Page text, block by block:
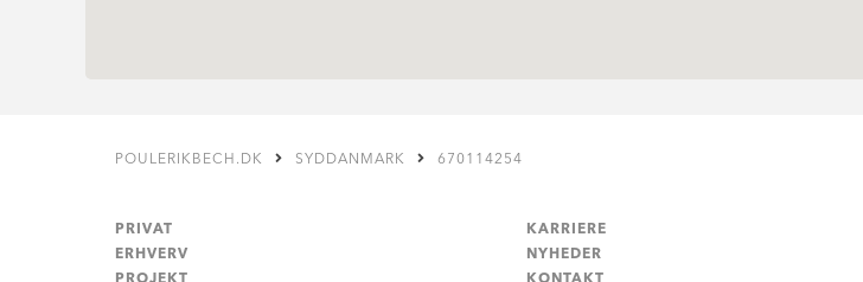
POULERIKBECH.DK SYDDANMARK 670114254
PRIVAT
ERHVERV
KARRIERE
NYHEDER